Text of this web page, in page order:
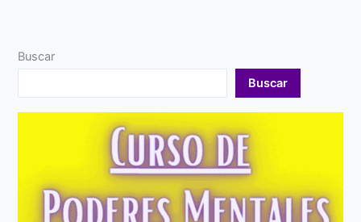
Buscar
Buscar